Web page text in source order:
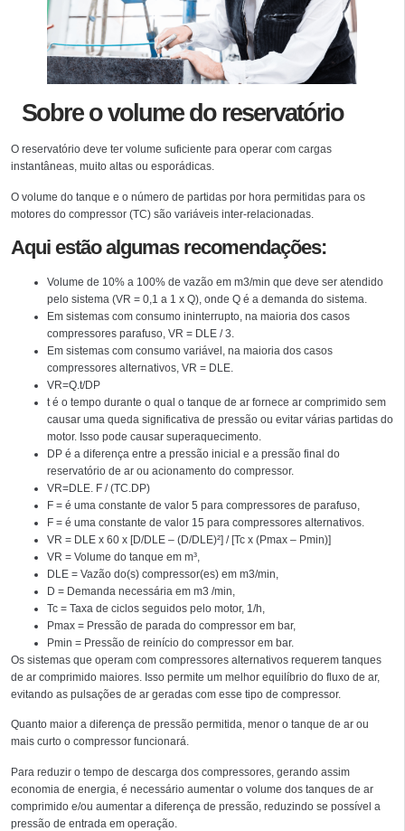
Sobre o volume do reservatório
O reservatório deve ter volume suficiente para operar com cargas
instantâneas, muito altas ou esporádicas.
O volume do tanque e o número de partidas por hora permitidas para os
motores do compressor (TC) são variáveis inter-relacionadas.
Aqui estão algumas recomendações:
Volume de 10% a 100% de vazão em m3/min que deve ser atendido
pelo sistema (VR = 0,1 a 1 x Q), onde Q é a demanda do sistema.
Em sistemas com consumo ininterrupto, na maioria dos casos
compressores parafuso, VR = DLE / 3.
Em sistemas com consumo variável, na maioria dos casos
compressores alternativos, VR = DLE.
VR=Q.t/DP
t é o tempo durante o qual o tanque de ar fornece ar comprimido sem
causar uma queda significativa de pressão ou evitar várias partidas do
motor. Isso pode causar superaquecimento.
DP é a diferença entre a pressão inicial e a pressão final do
reservatório de ar ou acionamento do compressor.
VR=DLE. F / (TC.DP)
F = é uma constante de valor 5 para compressores de parafuso,
F = é uma constante de valor 15 para compressores alternativos.
VR = DLE x 60 x [D/DLE – (D/DLE)²] / [Tc x (Pmax – Pmin)]
VR = Volume do tanque em m³,
DLE = Vazão do(s) compressor(es) em m3/min,
D = Demanda necessária em m3 /min,
Tc = Taxa de ciclos seguidos pelo motor, 1/h,
Pmax = Pressão de parada do compressor em bar,
Pmin = Pressão de reinício do compressor em bar.
Os sistemas que operam com compressores alternativos requerem tanques
de ar comprimido maiores. Isso permite um melhor equilíbrio do fluxo de ar,
evitando as pulsações de ar geradas com esse tipo de compressor.
Quanto maior a diferença de pressão permitida, menor o tanque de ar ou
mais curto o compressor funcionará.
Para reduzir o tempo de descarga dos compressores, gerando assim
economia de energia, é necessário aumentar o volume dos tanques de ar
comprimido e/ou aumentar a diferença de pressão, reduzindo se possível a
pressão de entrada em operação.